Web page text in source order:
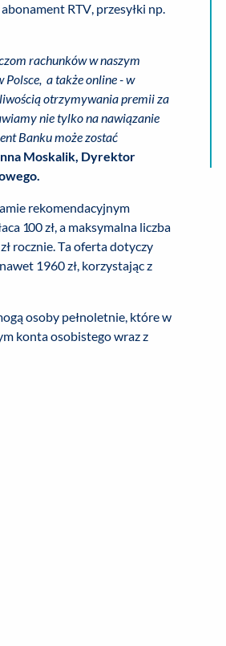
RTV, przesyłki np.
rachunków w naszym
Polsce, a także online - w
otrzymywania premii za
nie tylko na nawiązanie
Banku może zostać
Moskalik, Dyrektor
rekomendacyjnym
100 zł, a maksymalna liczba
rocznie. Ta oferta dotyczy
1960 zł, korzystając z
osoby pełnoletnie, które w
konta osobistego wraz z